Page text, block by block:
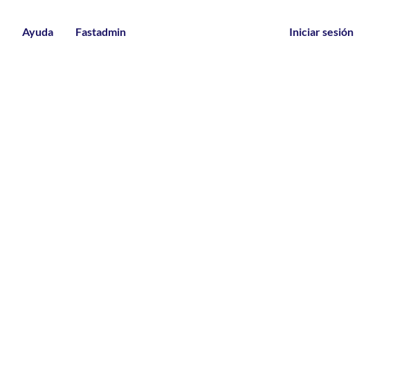
Ayuda Fastadmin Iniciar sesión